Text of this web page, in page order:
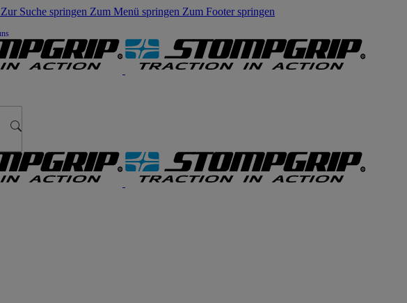
Zur Suche springen Zum Menü springen Zum Footer springen